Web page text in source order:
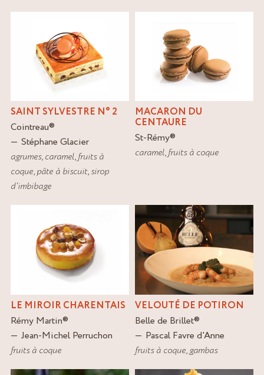
SAINT SYLVESTRE N° 2
Cointreau®
Stéphane Glacier
agrumes,caramel,fruits à
coque,pâte à biscuit,sirop
d'imbibage
MACARON DU
CENTAURE
St-Rémy®
caramel,fruits à coque
LE MIROIR CHARENTAIS
Rémy Martin®
Jean-Michel Perruchon
fruits à coque
VELOUTÉ DE POTIRON
Belle de Brillet®
Pascal Favre d'Anne
fruits à coque,gambas